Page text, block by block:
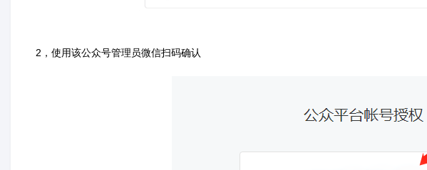
2，使用该公众号管理员微信扫码确认